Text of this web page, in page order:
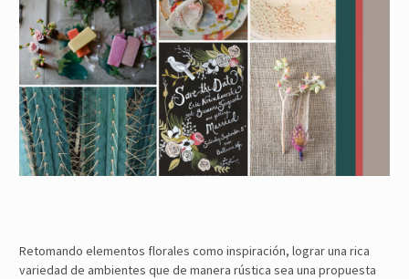
Retomando elementos florales como inspiración, lograr una rica
variedad de ambientes que de manera rústica sea una propuesta